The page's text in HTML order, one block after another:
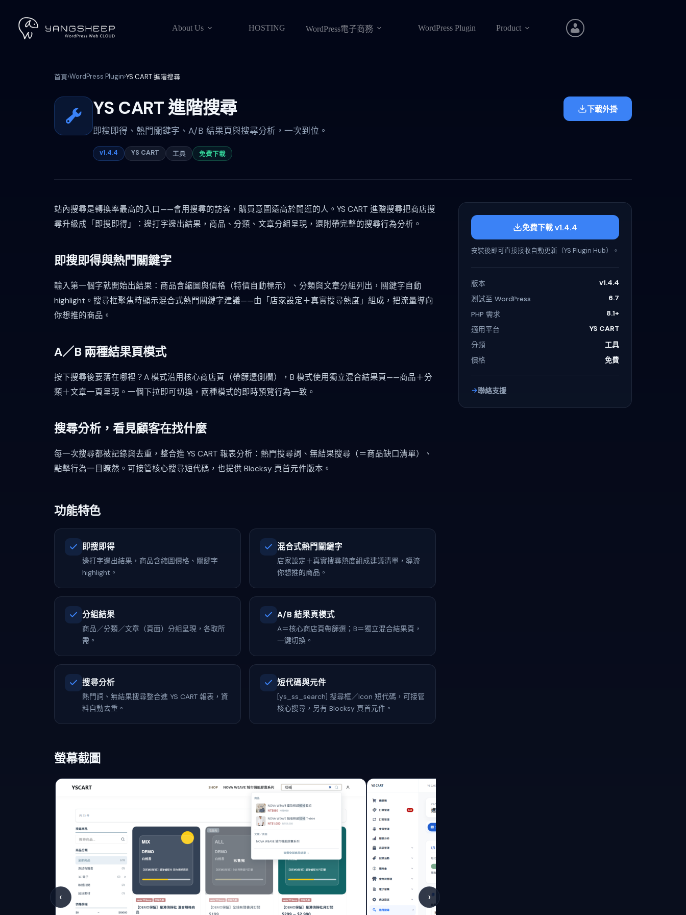
About Us HOSTING WordPress電子商務 WordPress Plugin Product
首頁›WordPress Plugin›YS CART 進階搜尋
YS CART 進階搜尋
即搜即得、熱門關鍵字、A/B 結果頁與搜尋分析，一次到位。
v1.4.4 YS CART 工具 免費下載
下載外掛
站內搜尋是轉換率最高的入口——會用搜尋的訪客，購買意圖遠高於閒逛的人。YS CART 進階搜尋把商店搜
尋升級成「即搜即得」：邊打字邊出結果，商品、分類、文章分組呈現，還附帶完整的搜尋行為分析。
即搜即得與熱門關鍵字
輸入第一個字就開始出結果：商品含縮圖與價格（特價自動標示）、分類與文章分組列出，關鍵字自動
highlight。搜尋框聚焦時顯示混合式熱門關鍵字建議——由「店家設定＋真實搜尋熱度」組成，把流量導向
你想推的商品。
A／B 兩種結果頁模式
按下搜尋後要落在哪裡？A 模式沿用核心商店頁（帶篩選側欄），B 模式使用獨立混合結果頁——商品＋分
類＋文章一頁呈現。一個下拉即可切換，兩種模式的即時預覽行為一致。
搜尋分析，看見顧客在找什麼
每一次搜尋都被記錄與去重，整合進 YS CART 報表分析：熱門搜尋詞、無結果搜尋（＝商品缺口清單）、
點擊行為一目瞭然。可接管核心搜尋短代碼，也提供 Blocksy 頁首元件版本。
功能特色
即搜即得
邊打字邊出結果，商品含縮圖價格、關鍵字
highlight。
混合式熱門關鍵字
店家設定＋真實搜尋熱度組成建議清單，導流
你想推的商品。
分組結果
商品／分類／文章（頁面）分組呈現，各取所
需。
A/B 結果頁模式
A＝核心商店頁帶篩選；B＝獨立混合結果頁，
一鍵切換。
搜尋分析
熱門詞、無結果搜尋整合進 YS CART 報表，資
料自動去重。
短代碼與元件
[ys_ss_search] 搜尋框／Icon 短代碼，可接管
核心搜尋，另有 Blocksy 頁首元件。
螢幕截圖
‹ ›
免費下載 v1.4.4
安裝後即可直接接收自動更新（YS Plugin Hub）。
版本
v1.4.4
測試至 WordPress
6.7
PHP 需求
8.1+
適用平台
YS CART
分類
工具
價格
免費
聯絡支援